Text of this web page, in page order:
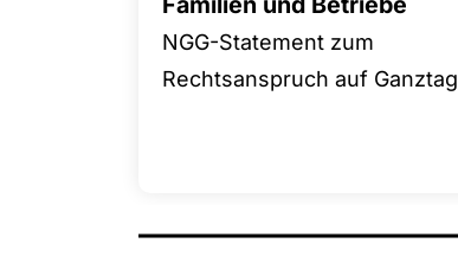
NGG-Statement zum
Rechtsanspruch auf Ganztag